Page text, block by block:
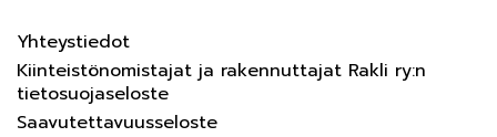
Yhteystiedot
Kiinteistönomistajat ja rakennuttajat Rakli ry:n
tietosuojaseloste
Saavutettavuusseloste